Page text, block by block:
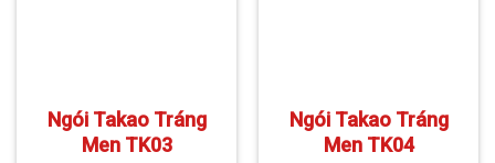
Ngói Takao Tráng
Men TK03
Ngói Takao Tráng
Men TK04